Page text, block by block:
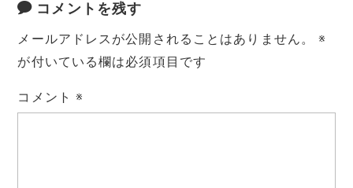
コメントを残す
メールアドレスが公開されることはありません。
※
が付いている欄は必須項目です
コメント※